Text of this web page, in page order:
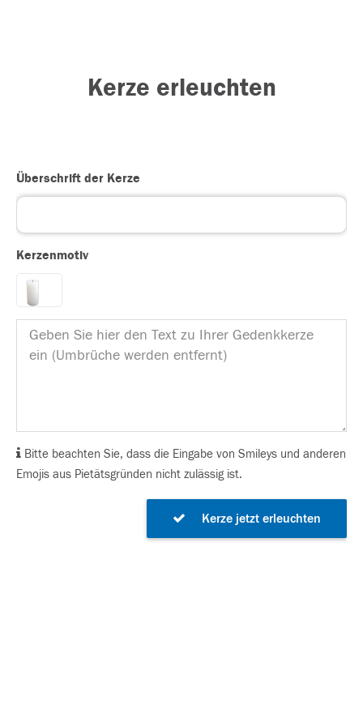
Kerze erleuchten
Überschrift der Kerze
Kerzenmotiv
Bitte beachten Sie, dass die Eingabe von Smileys und anderen
Emojis aus Pietätsgründen nicht zulässig ist.
Kerze jetzt erleuchten